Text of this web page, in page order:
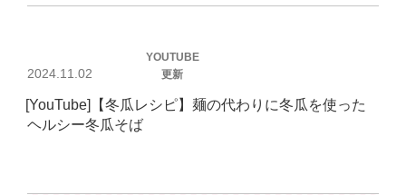
稿
2024.11.02
YOUTUBE
更新
[YouTube]【冬瓜レシピ】麺の代わりに冬瓜を使った
ヘルシー冬瓜そば